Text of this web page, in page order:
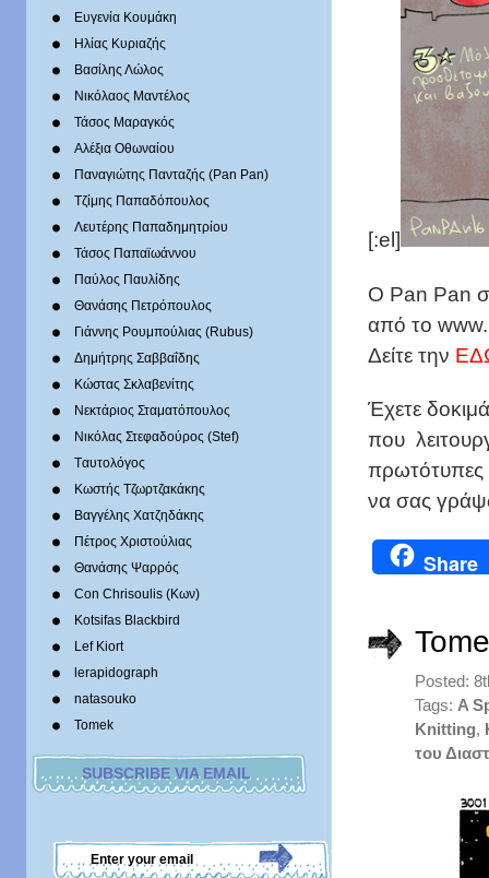
Ευγενία Κουμάκη
Ηλίας Κυριαζής
Βασίλης Λώλος
Νικόλαος Μαντέλος
Τάσος Μαραγκός
Αλέξια Οθωναίου
Παναγιώτης Πανταζής (Pan Pan)
Τζίμης Παπαδόπουλος
Λευτέρης Παπαδημητρίου
Τάσος Παπαϊωάννου
Παύλος Παυλίδης
Θανάσης Πετρόπουλος
Γιάννης Ρουμπούλιας (Rubus)
Δημήτρης Σαββαΐδης
Κώστας Σκλαβενίτης
Νεκτάριος Σταματόπουλος
Νικόλας Στεφαδούρος (Stef)
Tαυτολόγος
Κωστής Τζωρτζακάκης
Βαγγέλης Χατζηδάκης
Πέτρος Χριστούλιας
Θανάσης Ψαρρός
Con Chrisoulis (Κων)
Kotsifas Blackbird
Lef Kiort
lerapidograph
natasouko
Tomek
SUBSCRIBE VIA EMAIL
[:el]
O Pan Pan
από το
Δείτε την
Έχετε
που
πρωτότυπες
να σας
Share
Posted:
Tags: A
Knitting,
του